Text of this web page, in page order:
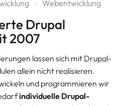
Webentwicklung
Drupal
2007
lassen sich mit Drupal-
allein nicht realisieren.
und programmieren wir
individuelle Drupal-